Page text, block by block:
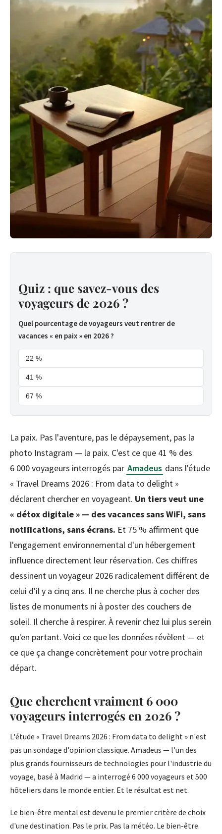
Quiz : que savez-vous des
voyageurs de 2026 ?
Quel pourcentage de voyageurs veut rentrer de
vacances « en paix » en 2026 ?
22 %
41 %
67 %
La paix. Pas l'aventure, pas le dépaysement, pas la
photo Instagram — la paix. C'est ce que 41 % des
6 000 voyageurs interrogés par Amadeus dans l'étude
« Travel Dreams 2026 : From data to delight »
déclarent chercher en voyageant. Un tiers veut une
« détox digitale » — des vacances sans WiFi, sans
notifications, sans écrans. Et 75 % affirment que
l'engagement environnemental d'un hébergement
influence directement leur réservation. Ces chiffres
dessinent un voyageur 2026 radicalement différent de
celui d'il y a cinq ans. Il ne cherche plus à cocher des
listes de monuments ni à poster des couchers de
soleil. Il cherche à respirer. À revenir chez lui plus serein
qu'en partant. Voici ce que les données révèlent — et
ce que ça change concrètement pour votre prochain
départ.
Que cherchent vraiment 6 000
voyageurs interrogés en 2026 ?
L'étude « Travel Dreams 2026 : From data to delight » n'est
pas un sondage d'opinion classique. Amadeus — l'un des
plus grands fournisseurs de technologies pour l'industrie du
voyage, basé à Madrid — a interrogé 6 000 voyageurs et 500
hôteliers dans le monde entier. Et le résultat est net.
Le bien-être mental est devenu le premier critère de choix
d'une destination. Pas le prix. Pas la météo. Le bien-être.